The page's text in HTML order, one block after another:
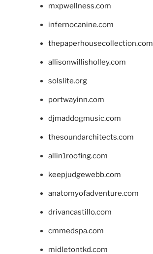
mxpwellness.com
infernocanine.com
thepaperhousecollection.com
allisonwillisholley.com
solslite.org
portwayinn.com
djmaddogmusic.com
thesoundarchitects.com
allin1roofing.com
keepjudgewebb.com
anatomyofadventure.com
drivancastillo.com
cmmedspa.com
midletontkd.com